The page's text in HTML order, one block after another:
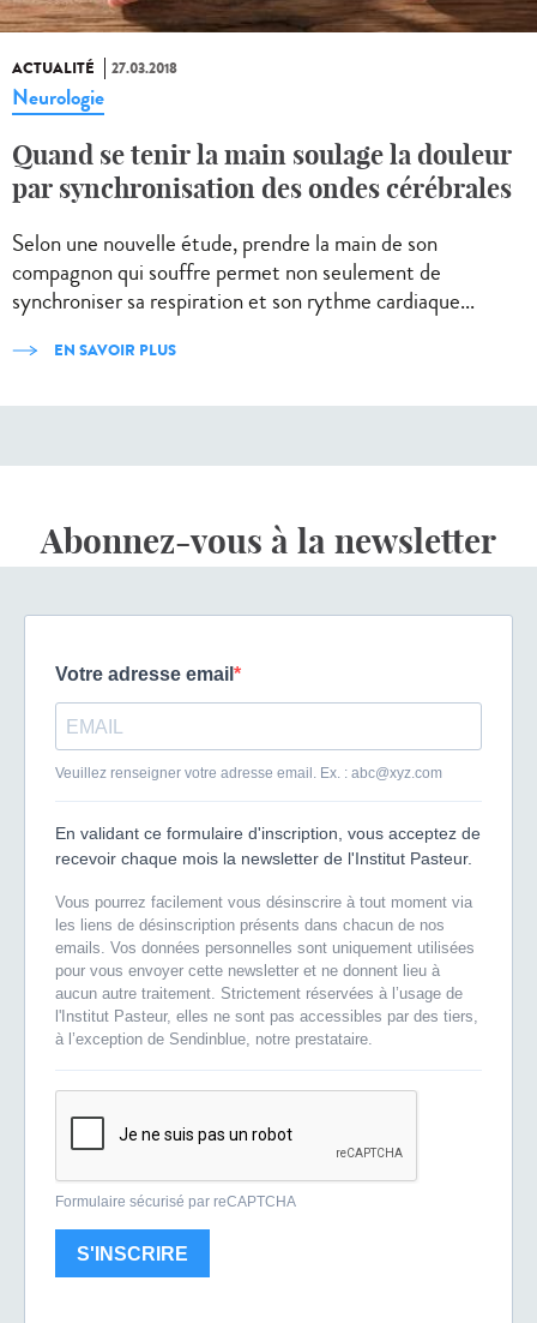
ACTUALITÉ 27.03.2018
Neurologie
Quand se tenir la main soulage la douleur
par synchronisation des ondes cérébrales
Selon une nouvelle étude, prendre la main de son
compagnon qui souffre permet non seulement de
synchroniser sa respiration et son rythme cardiaque...
EN SAVOIR PLUS
Abonnez-vous à la newsletter